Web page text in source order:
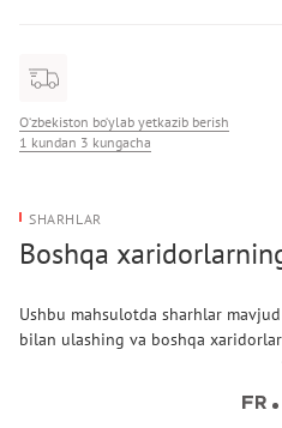
O‘zbekiston bo‘ylab yetkazib berish
1 kundan 3 kungacha
SHARHLAR
Boshqa
Ushbu mahsulotda sharhlar
bilan ulashing va boshqa